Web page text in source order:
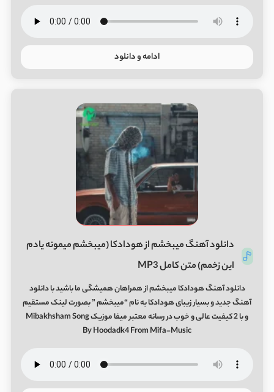
ادامه و دانلود
دانلود آهنگ میبخشم از هودادکا (میبخشم میمونه یادم
این زخمم) متن کامل MP3
دانلود آهنگ هودادکا میبخشم از همراهان همیشگی ما باشید با دانلود
آهنگ جدید و بسیار زیبای هودادکا به نام “میبخشم ” بصورت لینک مستقیم
و با 2 کیفیت عالی و خوب در رسانه معتبر میفا موزیک Mibakhsham Song
By Hoodadk4 From Mifa-Music